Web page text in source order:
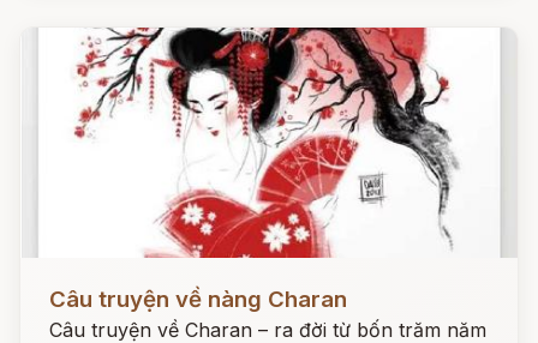
Câu truyện về nàng Charan
Câu truyện về Charan – ra đời từ bốn trăm năm